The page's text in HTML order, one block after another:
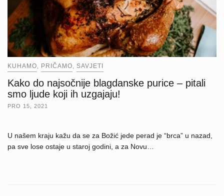
KUHAMO PRIČAMO SAVJETI
Kako do najsočnije blagdanske purice – pitali
smo ljude koji ih uzgajaju!
PRO 15, 2021
U našem kraju kažu da se za Božić jede perad je “brca” u nazad,
pa sve lose ostaje u staroj godini, a za Novu…